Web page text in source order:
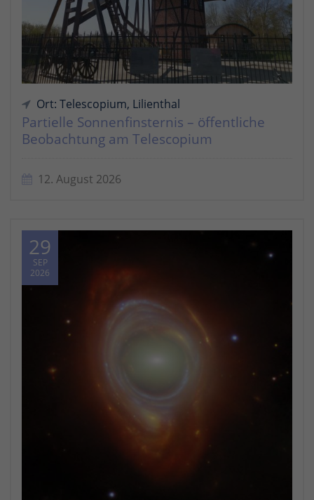
Ort: Telescopium, Lilienthal
Partielle Sonnenfinsternis – öffentliche
Beobachtung am Telescopium
12. August 2026
29
SEP
2026